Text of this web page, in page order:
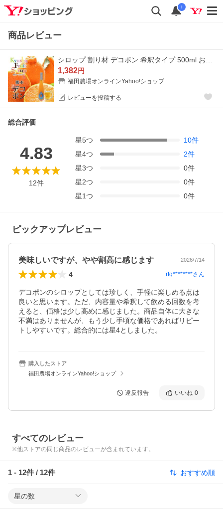
i
商品レビュー
1,382円
福田農場オンラインYahoo!ショップ
レビューを投稿する
総合評価
4.83
12件
星5つ 10件
星4つ 2件
星3つ 0件
星2つ 0件
星1つ 0件
ピックアップレビュー
美味しいですが、やや割高に感じます 2026/7/14
4 rfq********さん
デコポンのシロップとしては珍しく、手軽に楽しめる点は
良いと思います。ただ、内容量や希釈して飲める回数を考
えると、価格は少し高めに感じました。商品自体に大きな
不満はありませんが、もう少し手頃な価格であればリピー
トしやすいです。総合的には星4としました。
購入したストア
福田農場オンラインYahoo!ショップ
違反報告 いいね 0
すべてのレビュー
※他ストアの同じ商品のレビューが含まれています。
1 - 12件 / 12件 おすすめ順
星の数